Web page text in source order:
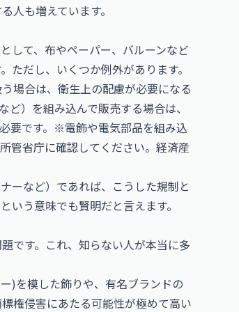
人も増えています。
して、布やペーパー、バルーンなど
ただし、いくつか例外があります。
場合は、衛生上の配慮が必要になる
）を組み込んで販売する場合は、
要です。※電飾や電気部品を組み込
管省庁に確認してください。経済産
ーなど）であれば、こうした規制と
いう意味でも賢明だと言えます。
です。これ、知らない人が本当に多
)を模した飾りや、有名ブランドの
権侵害にあたる可能性が極めて高い